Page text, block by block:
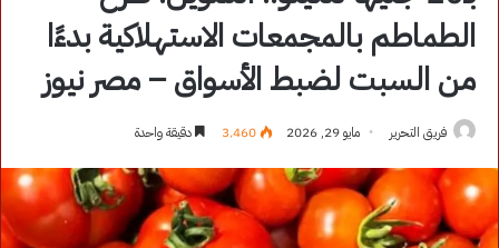
الطماطم بالمجمعات الاستهلاكية بدءًا
من السبت لضبط الأسواق – مصر نيوز
فريق التحرير مايو 29, 2026 3٬460 دقيقة واحدة